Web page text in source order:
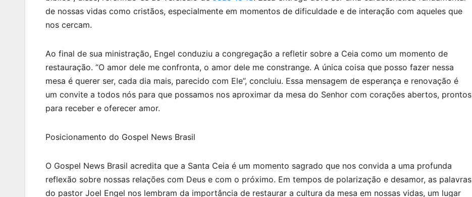
de nossas vidas como cristãos, especialmente em momentos de dificuldade e de interação com aqueles que
nos cercam.
Ao final de sua ministração, Engel conduziu a congregação a refletir sobre a Ceia como um momento de
restauração. “O amor dele me confronta, o amor dele me constrange. A única coisa que posso fazer nessa
mesa é querer ser, cada dia mais, parecido com Ele”, concluiu. Essa mensagem de esperança e renovação é
um convite a todos nós para que possamos nos aproximar da mesa do Senhor com corações abertos, prontos
para receber e oferecer amor.
Posicionamento do Gospel News Brasil
O Gospel News Brasil acredita que a Santa Ceia é um momento sagrado que nos convida a uma profunda
reflexão sobre nossas relações com Deus e com o próximo. Em tempos de polarização e desamor, as palavras
do pastor Joel Engel nos lembram da importância de restaurar a cultura da mesa em nossas vidas, um lugar